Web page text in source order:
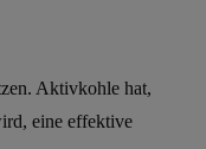
Aktivkohle hat,
eine effektive